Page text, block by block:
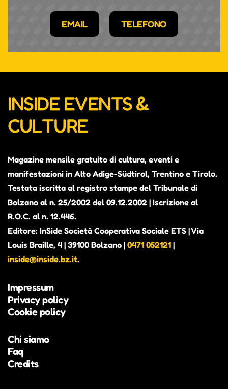
EMAIL TELEFONO
INSIDE EVENTS &
CULTURE
Magazine mensile gratuito di cultura, eventi e
manifestazioni in Alto Adige-Südtirol, Trentino e Tirolo.
Testata iscritta al registro stampe del Tribunale di
Bolzano al n. 25/2002 del 09.12.2002 | Iscrizione al
R.O.C. al n. 12.446.
Editore: InSide Società Cooperativa Sociale ETS | Via
Louis Braille, 4 | 39100 Bolzano | 0471 052121 |
inside@inside.bz.it.
Impressum
Privacy policy
Cookie policy
Chi siamo
Faq
Credits